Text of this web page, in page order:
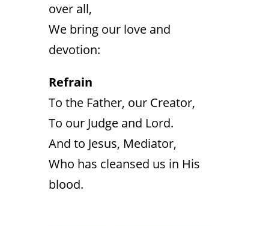
over all,
We bring our love and
devotion:
Refrain
To the Father, our Creator,
To our Judge and Lord.
And to Jesus, Mediator,
Who has cleansed us in His
blood.